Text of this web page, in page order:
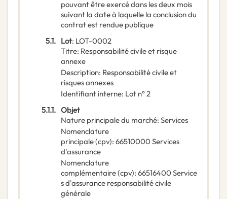
pouvant être exercé dans les deux mois
suivant la date à laquelle la conclusion du
contrat est rendue publique
5.1. Lot: LOT-0002
Titre: Responsabilité civile et risque
annexe
Description: Responsabilité civile et
risques annexes
Identifiant interne: Lot n° 2
5.1.1. Objet
Nature principale du marché: Services
Nomenclature
principale(cpv): 66510000 Services
d'assurance
Nomenclature
complémentaire(cpv): 66516400 Service
s d'assurance responsabilité civile
générale